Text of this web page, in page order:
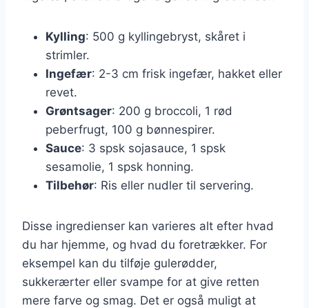
Kylling: 500 g kyllingebryst, skåret i
strimler.
Ingefær: 2-3 cm frisk ingefær, hakket eller
revet.
Grøntsager: 200 g broccoli, 1 rød
peberfrugt, 100 g bønnespirer.
Sauce: 3 spsk sojasauce, 1 spsk
sesamolie, 1 spsk honning.
Tilbehør: Ris eller nudler til servering.
Disse ingredienser kan varieres alt efter hvad
du har hjemme, og hvad du foretrækker. For
eksempel kan du tilføje gulerødder,
sukkerærter eller svampe for at give retten
mere farve og smag. Det er også muligt at